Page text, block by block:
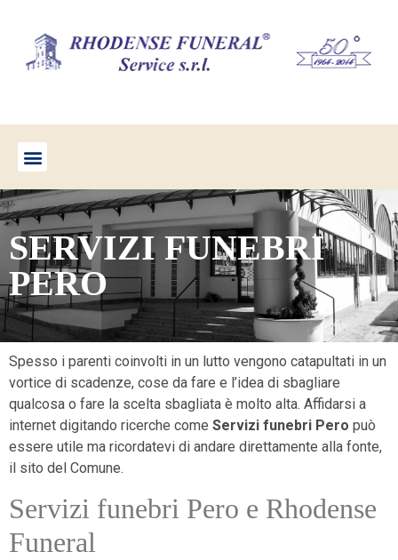
SERVIZI FUNEBRI
PERO
Spesso i parenti coinvolti in un lutto vengono catapultati in un
vortice di scadenze, cose da fare e l’idea di sbagliare
qualcosa o fare la scelta sbagliata è molto alta. Affidarsi a
internet digitando ricerche come Servizi funebri Pero può
essere utile ma ricordatevi di andare direttamente alla fonte,
il sito del Comune.
Servizi funebri Pero e Rhodense
Funeral